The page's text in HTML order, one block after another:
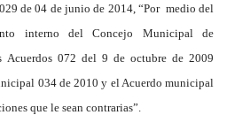
de 04 de junio de 2014, “Por medio del
interno del Concejo Municipal de
Acuerdos 072 del 9 de octubre de 2009
034 de 2010 y el Acuerdo municipal
que le sean contrarias”.